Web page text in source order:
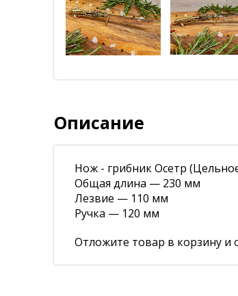
Описание
Нож - грибник Осетр
Общая длина — 230 мм
Лезвие — 110 мм
Ручка — 120 мм
Отложите товар в корзину и